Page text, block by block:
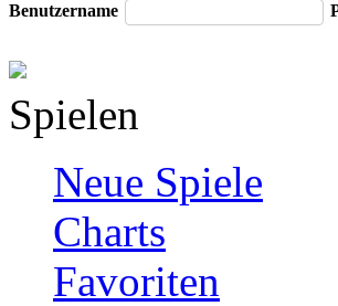
Benutzername
Spielen
Neue Spiele
Charts
Favoriten